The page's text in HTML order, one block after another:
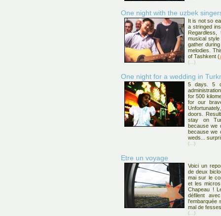
One night with the uzbek
It is not so
a stringed
musical
gather
melodies.
of Tashkent (
(...)
One night for a wedding in
5 days. 5
for 500
for our
doors.
stay on
because we
because we
weds...
(...)
Etre un voyage
Voici un
de deux
mai sur le
et les
Chapeau !
défilent
l’embarquée
mal de
(...)